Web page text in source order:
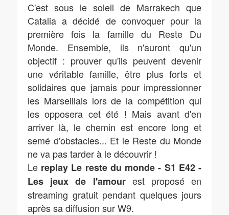
C'est sous le soleil de Marrakech que
Catalia a décidé de convoquer pour la
première fois la famille du Reste Du
Monde. Ensemble, ils n'auront qu'un
objectif : prouver qu'ils peuvent devenir
une véritable famille, être plus forts et
solidaires que jamais pour impressionner
les Marseillais lors de la compétition qui
les opposera cet été ! Mais avant d'en
arriver là, le chemin est encore long et
semé d'obstacles... Et le Reste du Monde
ne va pas tarder à le découvrir !
Le replay Le reste du monde - S1 E42 -
Les jeux de l'amourest proposé en
streaming gratuit pendant quelques jours
après sa diffusion sur W9.